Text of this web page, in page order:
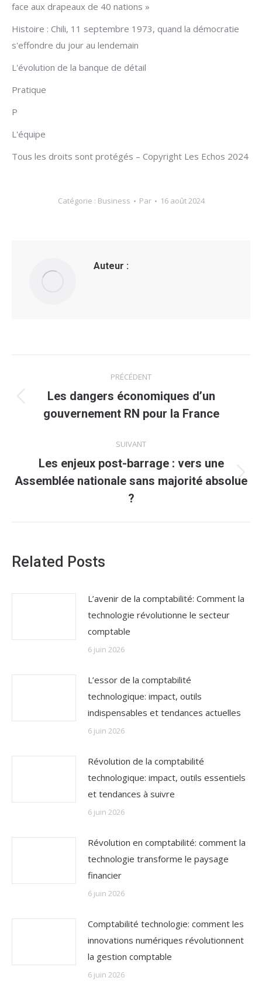
face aux drapeaux de 40 nations »
Histoire : Chili, 11 septembre 1973, quand la démocratie
s'effondre du jour au lendemain
L'évolution de la banque de détail
Pratique
P
L'équipe
Tous les droits sont protégés – Copyright Les Echos 2024
Catégorie : Business Par 16 août 2024
Auteur :
article
PRÉCÉDENT
Article
précédent
Les dangers économiques d’un
gouvernement RN pour la France
SUIVANT
Article
suivant
Les enjeux post-barrage : vers une
Assemblée nationale sans majorité absolue
?
Related Posts
L’avenir de la comptabilité: Comment la
technologie révolutionne le secteur
comptable
6 juin 2026
L’essor de la comptabilité
technologique: impact, outils
indispensables et tendances actuelles
6 juin 2026
Révolution de la comptabilité
technologique: impact, outils essentiels
et tendances à suivre
6 juin 2026
Révolution en comptabilité: comment la
technologie transforme le paysage
financier
6 juin 2026
Comptabilité technologie: comment les
innovations numériques révolutionnent
la gestion comptable
6 juin 2026